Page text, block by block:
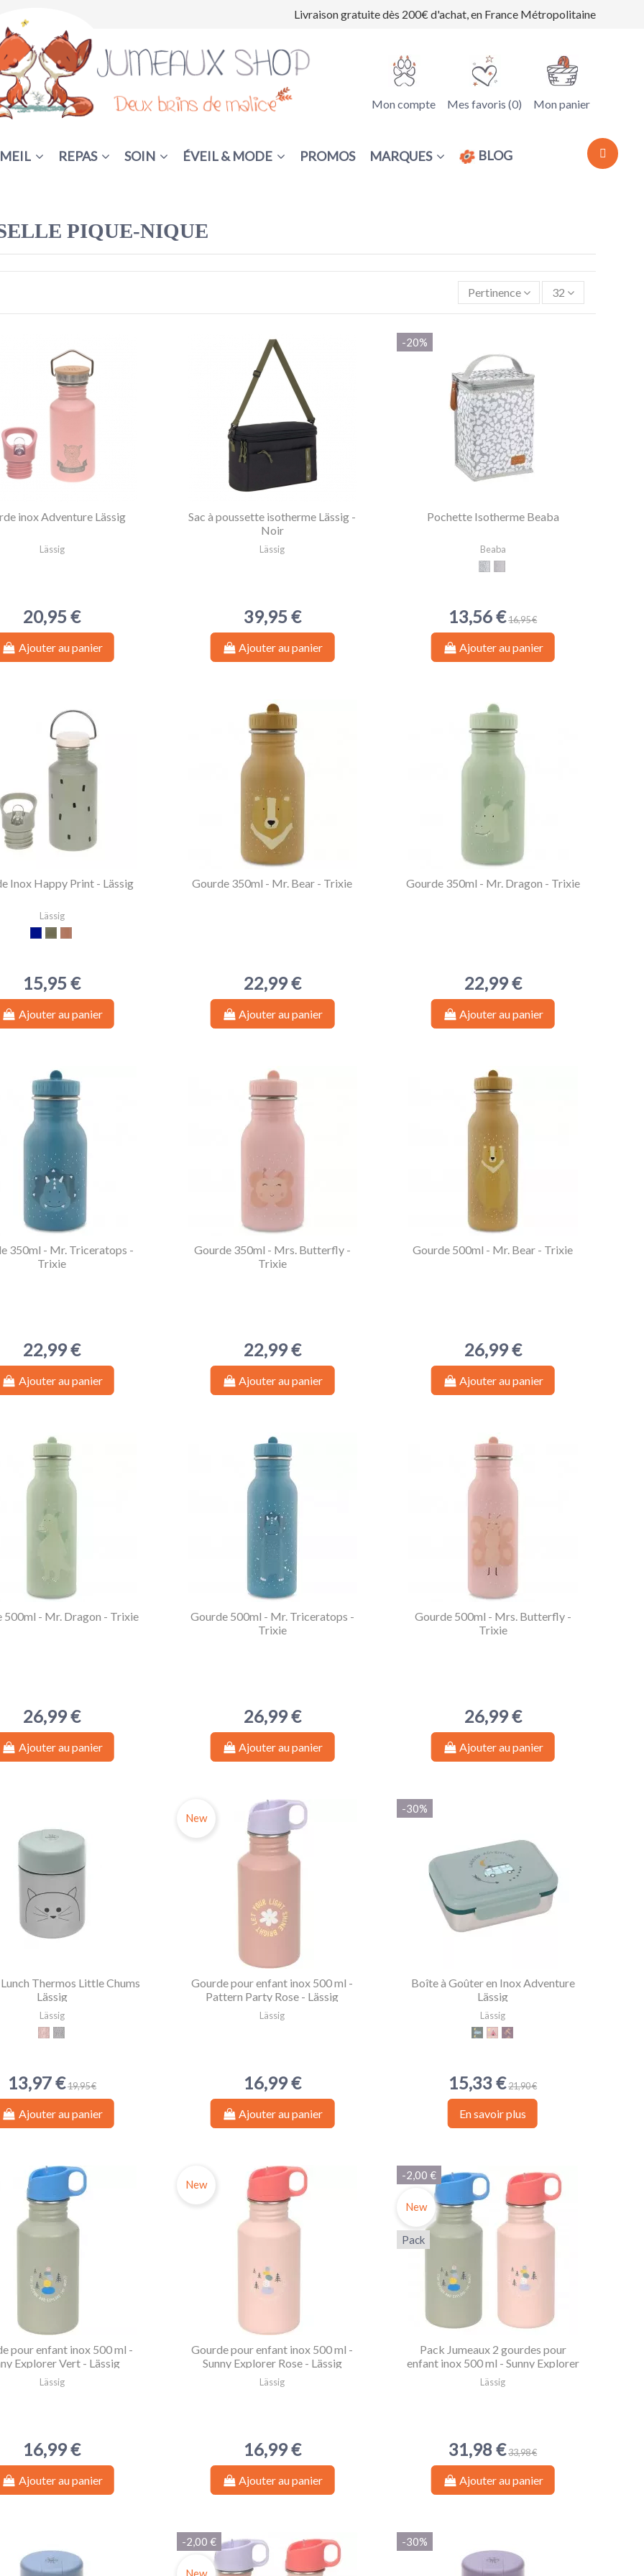
Livraison gratuite dès 200€ d'achat, en France Métropolitaine
Mon compte Mes favoris (0) Mon panier
REPAS SOIN ÉVEIL & MODE PROMOS MARQUES BLOG
PIQUE-NIQUE
Pertinence 32
inox Adventure Lässig
Lässig
20,95 €
Ajouter au panier
Sac à poussette isotherme Lässig -
Noir
Lässig
39,95 €
Ajouter au panier
-20%
Pochette Isotherme Beaba
Beaba
13,56 €16,95 €
Cherry Blossom
Tiny Clouds
Ajouter au panier
Inox Happy Print - Lässig
Lässig
15,95 €
Bleu Nuit
OliveCaramel
Ajouter au panier
Gourde 350ml - Mr. Bear - Trixie
22,99 €
Ajouter au panier
Gourde 350ml - Mr. Dragon - Trixie
22,99 €
Ajouter au panier
350ml - Mr. Triceratops -
Trixie
22,99 €
Ajouter au panier
Gourde 350ml - Mrs. Butterfly -
Trixie
22,99 €
Ajouter au panier
Gourde 500ml - Mr. Bear - Trixie
26,99 €
Ajouter au panier
500ml - Mr. Dragon - Trixie
26,99 €
Ajouter au panier
Gourde 500ml - Mr. Triceratops -
Trixie
26,99 €
Ajouter au panier
Gourde 500ml - Mrs. Butterfly -
Trixie
26,99 €
Ajouter au panier
Thermos Little Chums
Lässig
Lässig
13,97 €19,95 €
Little Chums Souris
Little Chums Chat
Ajouter au panier
New
Gourde pour enfant inox 500 ml -
Pattern Party Rose - Lässig
Lässig
16,99 €
Ajouter au panier
-30%
Boîte à Goûter en Inox Adventure
Lässig
Lässig
15,33 €21,90 €
BusTipiLibellule
En savoir plus
pour enfant inox 500 ml -
Explorer Vert - Lässig
Lässig
16,99 €
Ajouter au panier
New
Gourde pour enfant inox 500 ml -
Sunny Explorer Rose - Lässig
Lässig
16,99 €
Ajouter au panier
-2,00 €
New
Pack
Pack Jumeaux 2 gourdes pour
enfant inox 500 ml - Sunny Explorer
- Lässig
Lässig
31,98 €33,98 €
Ajouter au panier
-2,00 €
New
-30%